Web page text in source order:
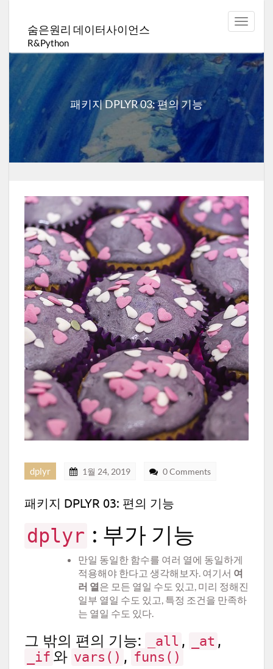
Toggle
숨은원리 데이터사이언스
R&Python
패키지 DPLYR 03: 편의 기능
dplyr 1월 24, 2019 0 Comments
패키지 DPLYR 03: 편의 기능
dplyr : 부가 기능
만일 동일한 함수를 여러 열에 동일하게
적용해야 한다고 생각해보자. 여기서 여
러 열은 모든 열일 수도 있고, 미리 정해진
일부 열일 수도 있고, 특정 조건을 만족하
는 열일 수도 있다.
그 밖의 편의 기능: _all , _at ,
_if 와 vars() , funs()